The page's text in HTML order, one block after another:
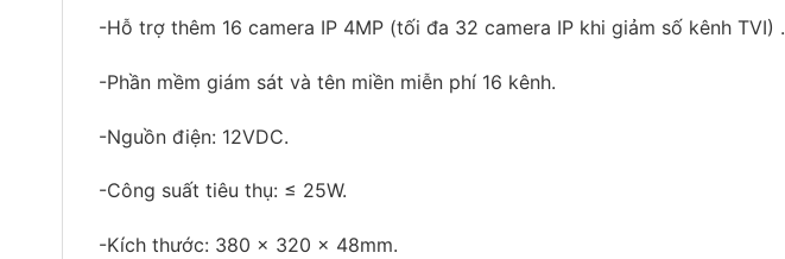
-Hỗ trợ thêm 16 camera IP 4MP (tối đa 32 camera IP khi giảm số kênh TVI) .
-Phần mềm giám sát và tên miền miễn phí 16 kênh.
-Nguồn điện: 12VDC.
-Công suất tiêu thụ: ≤ 25W.
-Kích thước: 380 x 320 x 48mm.